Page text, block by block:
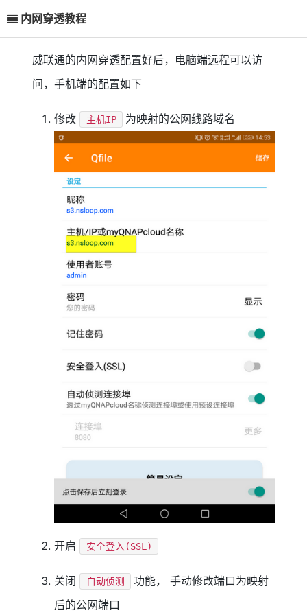
内网穿透教程
威联通的内网穿透配置好后，电脑端远程可以访
问，手机端的配置如下
修改 主机IP 为映射的公网线路域名
开启 安全登入(SSL)
关闭 自动侦测
功能， 手动修改端口为映射
后的公网端口